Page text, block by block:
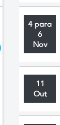
4 para
6
Nov
11
Out